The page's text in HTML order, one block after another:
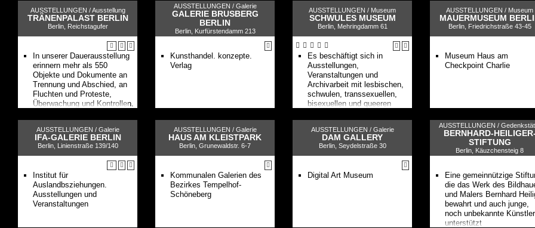
AUSSTELLUNGEN /Ausstellung
TRÄNENPALAST BERLIN
Berlin, Reichstagufer
In unserer Dauerausstellung
erinnern mehr als 550
Objekte und Dokumente an
Trennung und Abschied, an
Fluchten und Proteste,
Überwachung und Kontrollen.
AUSSTELLUNGEN / Galerie
GALERIE BRUSBERG
BERLIN
Berlin, Kurfürstendamm 213
Kunsthandel. konzepte.
Verlag
AUSSTELLUNGEN / Museum
SCHWULES MUSEUM
Berlin, Mehringdamm 61
Es beschäftigt sich in
Ausstellungen,
Veranstaltungen und
Archivarbeit mit lesbischen,
schwulen, transsexuellen,
bisexuellen und queeren
und Konzepten in
Geschichte, Kunst und Kultur
AUSSTELLUNGEN / Museum
MAUERMUSEUM
Berlin, Friedrichstraße 43-45
Museum Haus am
Checkpoint Charlie
AUSSTELLUNGEN / Galerie
IFA-GALERIE BERLIN
Berlin, Linienstraße 139/140
Institut für
Auslandbsziehungen.
Ausstellungen und
Veranstaltungen
AUSSTELLUNGEN / Galerie
HAUS AM KLEISTPARK
Berlin, Grunewaldstr. 6-7
Kommunalen Galerien des
Bezirkes Tempelhof-
Schöneberg
AUSSTELLUNGEN / Galerie
DAM GALLERY
Berlin, Seydelstraße 30
Digital Art Museum
AUSSTELLUNGEN /
BERNHARD-HEILIGER-
STIFTUNG
Berlin, Käuzchensteig 8
Eine gemeinnützige
die das Werk des
und Malers Bernhard
bewahrt und auch junge,
noch unbekannte Künstler
unterstützt